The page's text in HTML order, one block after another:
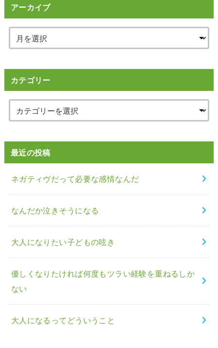
アーカイブ
カテゴリー
最近の投稿
ネガティヴだって必要な感情なんだ
なんだか泣きそうになる
大人になりたい子どもの呟き
優しくなりたければ何度もツラい経験を重ねるしか
ない
大人になるってどういうこと